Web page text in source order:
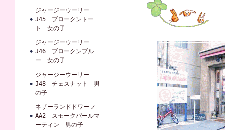
ジャージーウーリー
J45 ブロークントー
ト 女の子
ジャージーウーリー
J46 ブロークンブル
ー 女の子
ジャージーウーリー
J48 チェスナット 男
の子
ネザーランドドワーフ
AA2 スモークパールマ
ーティン 男の子